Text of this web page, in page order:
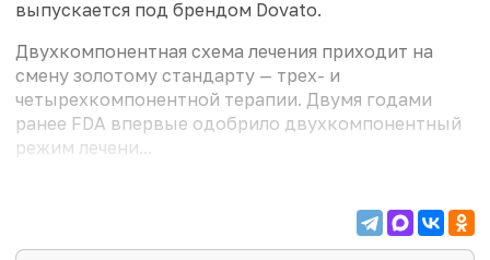
выпускается под брендом Dovato.
Двухкомпонентная схема лечения приходит на
смену золотому стандарту — трех- и
четырехкомпонентной терапии. Двумя годами
ранее FDA впервые одобрило двухкомпонентный
режим лечени...